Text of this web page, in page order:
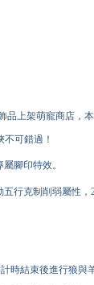
上架萌寵商店，
可錯過！
腳印特效。
行克制削弱屬性，
時結束後進行狼